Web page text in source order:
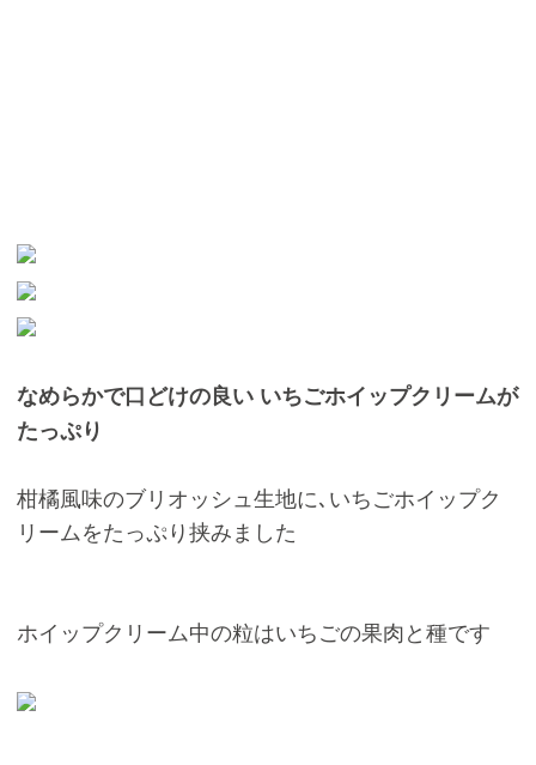
なめらかで口どけの良い いちごホイップクリームが
たっぷり
柑橘風味のブリオッシュ生地に､いちごホイップク
リームをたっぷり挟みました
ホイップクリーム中の粒はいちごの果肉と種です